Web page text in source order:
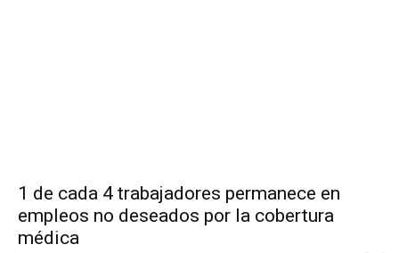
1 de cada 4 trabajadores permanece en
empleos no deseados por la cobertura
médica